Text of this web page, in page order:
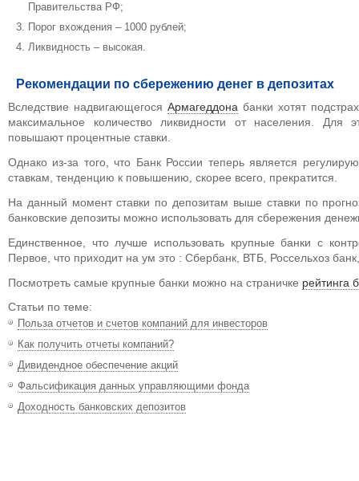
Правительства РФ;
Порог вхождения – 1000 рублей;
Ликвидность – высокая.
Рекомендации по сбережению денег в депозитах
Вследствие надвигающегося Армагеддона банки хотят
максимальное количество ликвидности от населения. Для
повышают процентные ставки.
Однако из-за того, что Банк России теперь является
ставкам, тенденцию к повышению, скорее всего, прекратится.
На данный момент ставки по депозитам выше ставки по
банковские депозиты можно использовать для сбережения
Единственное, что лучше использовать крупные банки с
Первое, что приходит на ум это : Сбербанк, ВТБ, Россельхоз
Посмотреть самые крупные банки можно на страничке рейтинга
Статьи по теме:
Польза отчетов и счетов компаний для инвесторов
Как получить отчеты компаний?
Дивидендное обеспечение акций
Фальсификация данных управляющими фонда
Доходность банковских депозитов